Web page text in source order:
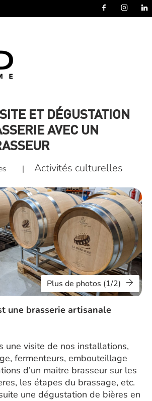
ET DÉGUSTATION
AVEC UN
| Activités culturelles
Plus de photos (1/2)
une brasserie artisanale
une visite de nos installations,
fermenteurs, embouteillage
d’un maitre brasseur sur les
les étapes du brassage, etc.
une dégustation de bières en